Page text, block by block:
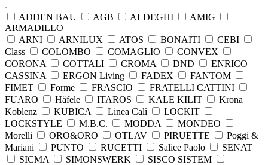
ADDEN BAU AGB ALDEGHI
AMIG
ARMADILLO
ARNI
ARNILUX ATOS BONAITI
CEBI
Class
COLOMBO COMAGLIO
CONVEX
CORONA
COTTALI CROMA DND
ENRICO
CASSINA
ERGON Living FADEX
FANTOM
FIMET
Forme FRASCIO
FRATELLI CATTINI
FUARO
Häfele ITAROS KALE KILIT
Krona
Koblenz
KUBICA Linea Calì
LOCKIT
LOCKSTYLE
M.B.C. MODDA
MONDEO
Morelli
ORO&ORO OTLAV PIRUETTE
Poggi &
Mariani
PUNTO RUCETTI Salice Paolo
SENAT
SICMA
SIMONSWERK
SISCO SISTEM